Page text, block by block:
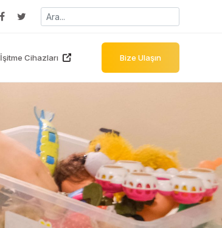
İşitme Cihazları Bize Ulaşın